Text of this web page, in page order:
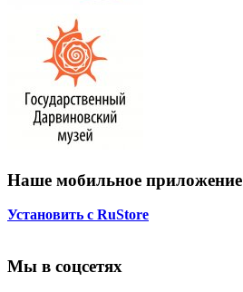
Наше мобильное приложение
Установить с RuStore
Мы в соцсетях